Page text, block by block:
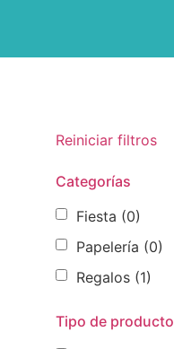
Reiniciar filtros
Categorías
Fiesta (0)
Papelería (0)
Regalos (1)
Tipo de producto